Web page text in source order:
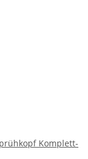
Komplett-